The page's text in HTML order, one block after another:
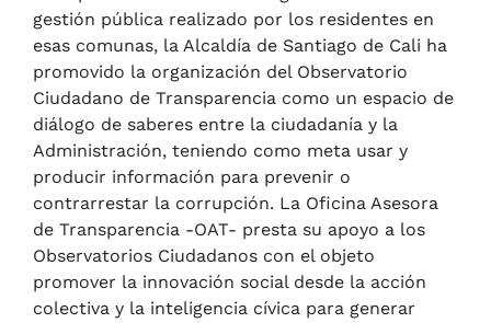
gestión pública realizado por los residentes en
esas comunas, la Alcaldía de Santiago de Cali ha
promovido la organización del Observatorio
Ciudadano de Transparencia como un espacio de
diálogo de saberes entre la ciudadanía y la
Administración, teniendo como meta usar y
producir información para prevenir o
contrarrestar la corrupción. La Oficina Asesora
de Transparencia -OAT- presta su apoyo a los
Observatorios Ciudadanos con el objeto
promover la innovación social desde la acción
colectiva y la inteligencia cívica para generar